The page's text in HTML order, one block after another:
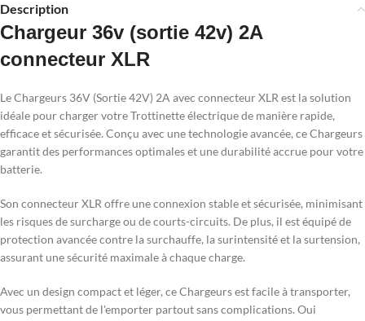
Description
Chargeur 36v (sortie 42v) 2A
connecteur XLR
Le Chargeurs 36V (Sortie 42V) 2A avec connecteur XLR est la solution
idéale pour charger votre Trottinette électrique de manière rapide,
efficace et sécurisée. Conçu avec une technologie avancée, ce Chargeurs
garantit des performances optimales et une durabilité accrue pour votre
batterie.
Son connecteur XLR offre une connexion stable et sécurisée, minimisant
les risques de surcharge ou de courts-circuits. De plus, il est équipé de
protection avancée contre la surchauffe, la surintensité et la surtension,
assurant une sécurité maximale à chaque charge.
Avec un design compact et léger, ce Chargeurs est facile à transporter,
vous permettant de l'emporter partout sans complications. Oui